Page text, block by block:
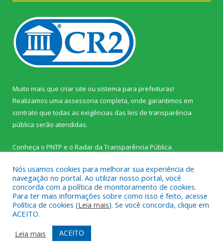
Muito mais que criar site ou sistema para prefeituras!
Realizamos uma assessoria completa, onde garantimos em
contrato que todas as exigências das leis de transparência
pública serão atendidas.
Conheça o PNTP e o Radar da Transparência Pública
Todos os direitos reservados a Prefeitura Municipal de Palestina
do Pará.
Mapa do Site
Acessar Área Administrativa
Acessar Webmail
Nós usamos cookies para melhorar sua experiência de
navegação no portal. Ao utilizar nosso portal, você
concorda com a política de monitoramento de cookies.
Para ter mais informações sobre como isso é feito, acesse
Política de cookies (Leia mais). Se você concorda, clique em
ACEITO.
Leia mais
ACEITO